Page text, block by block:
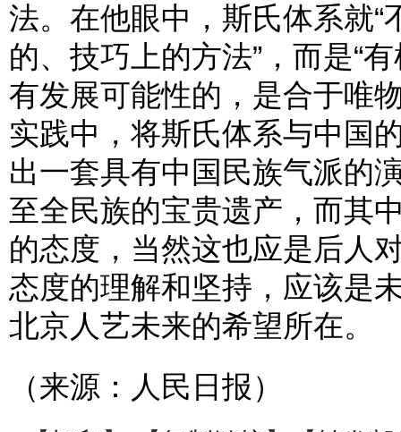
法。在他眼中，斯氏体系就
的、技巧上的方法”，而是“
有发展可能性的，是合于唯
实践中，将斯氏体系与中国
出一套具有中国民族气派的
至全民族的宝贵遗产，而其
的态度，当然这也应是后人
态度的理解和坚持，应该是
北京人艺未来的希望所在。
（来源：人民日报）